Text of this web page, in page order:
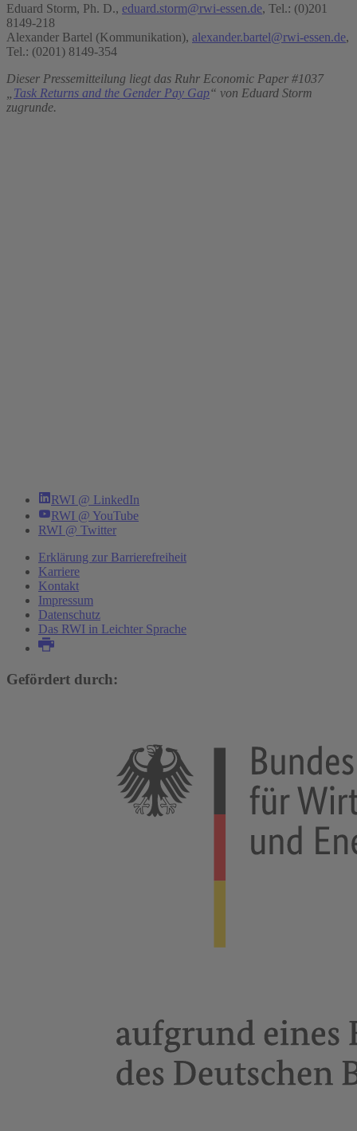
Eduard Storm, Ph. D., eduard.storm@rwi-essen.de, Tel.: (0)201
8149-218
Alexander Bartel (Kommunikation), alexander.bartel@rwi-essen.de,
Tel.: (0201) 8149-354
Dieser Pressemitteilung liegt das Ruhr Economic Paper #1037
Task Returns and the Gender Pay Gap“ von Eduard Storm
zugrunde.
RWI @ LinkedIn
RWI @ YouTube
RWI @ Twitter
Erklärung zur Barrierefreiheit
Karriere
Kontakt
Impressum
Datenschutz
Das RWI in Leichter Sprache
Gefördert durch: